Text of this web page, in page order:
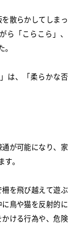
を散らかしてしまっ
ら「こらこら」、
は、「柔らかな否
が可能になり、 家
。
を飛び越えて遊ぶ
鳥や猫を反射的に
かける行為や、危険